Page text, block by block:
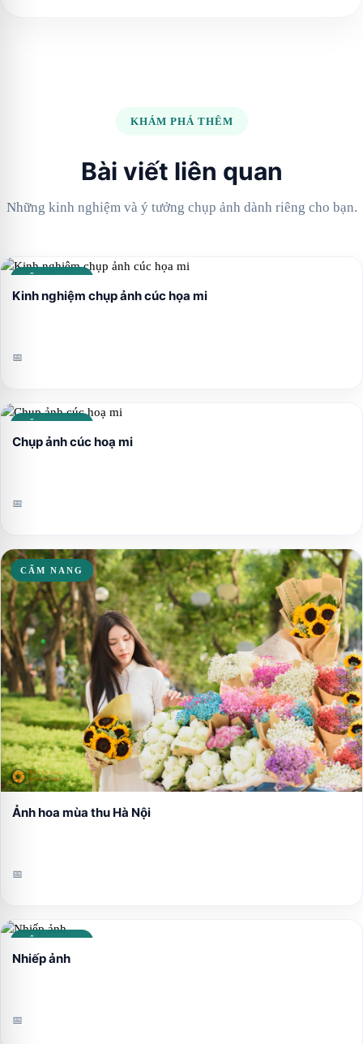
KHÁM PHÁ THÊM
Bài viết liên quan
Những kinh nghiệm và ý tưởng chụp ảnh dành riêng cho bạn.
CẨM NANG
Kinh nghiệm chụp ảnh cúc họa mi
📅
CẨM NANG
Chụp ảnh cúc hoạ mi
📅
CẨM NANG
Ảnh hoa mùa thu Hà Nội
📅
CẨM NANG
Nhiếp ảnh
📅